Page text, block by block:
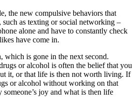
the new compulsive behaviors that
such as texting or social networking –
alone and have to constantly check
have come in.
which is gone in the next second.
or alcohol is often the belief that you
it, or that life is then not worth living. If
or alcohol without working on that
joy and what is then life